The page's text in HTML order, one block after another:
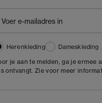
Herenkleding
Dameskleding
je aan te melden, ga je ermee
ontvangt. Zie voor meer